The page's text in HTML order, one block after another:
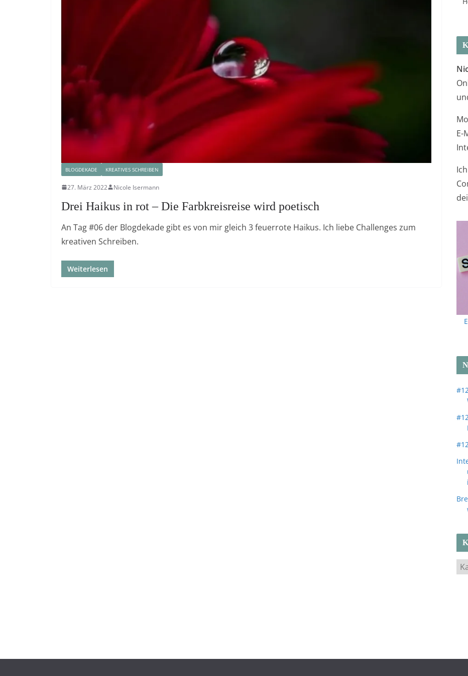
BLOGDEKADE KREATIVES SCHREIBEN
27. März 2022 Nicole Isermann
Drei Haikus in rot – Die Farbkreisreise wird poetisch
An Tag #06 der Blogdekade gibt es von mir gleich 3 feuerrote Haikus. Ich liebe Challenges zum
kreativen Schreiben.
Weiterlesen
E-
a